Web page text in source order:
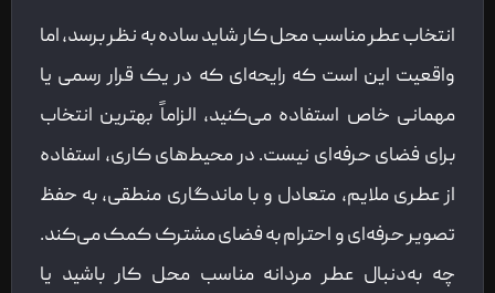
انتخاب عطر مناسب محل کار شاید ساده به نظر برسد، اما
واقعیت این است که رایحه‌ای که در یک قرار رسمی یا
مهمانی خاص استفاده می‌کنید، الزاماً بهترین انتخاب
برای فضای حرفه‌ای نیست. در محیط‌های کاری، استفاده
از عطری ملایم، متعادل و با ماندگاری منطقی، به حفظ
تصویر حرفه‌ای و احترام به فضای مشترک کمک می‌کند.
چه به‌دنبال عطر مردانه مناسب محل کار باشید یا